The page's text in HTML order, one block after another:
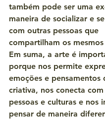
também pode ser uma
maneira de socializar e
com outras pessoas que
compartilham os mesmos
Em suma, a arte é
porque nos permite
emoções e pensamentos
criativa, nos conecta
pessoas e culturas e nos
pensar de maneira